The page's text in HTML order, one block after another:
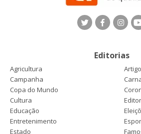
Editorias
Agricultura
Artigo
Campanha
Copa do Mundo
Cultura
Educação
Entretenimento
Estado